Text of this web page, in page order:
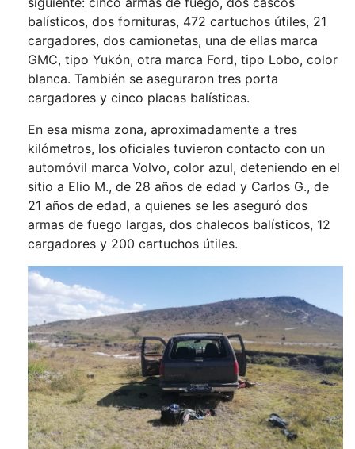
balísticos, dos fornituras, 472 cartuchos útiles, 21
cargadores, dos camionetas, una de ellas marca
GMC, tipo Yukón, otra marca Ford, tipo Lobo, color
blanca. También se aseguraron tres porta
cargadores y cinco placas balísticas.
En esa misma zona, aproximadamente a tres
kilómetros, los oficiales tuvieron contacto con un
automóvil marca Volvo, color azul, deteniendo en el
sitio a Elio M., de 28 años de edad y Carlos G., de
21 años de edad, a quienes se les aseguró dos
armas de fuego largas, dos chalecos balísticos, 12
cargadores y 200 cartuchos útiles.